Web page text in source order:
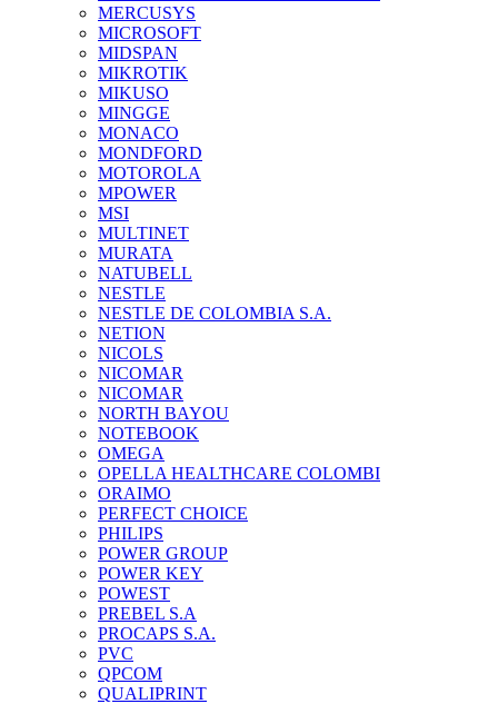
MERCUSYS
MICROSOFT
MIDSPAN
MIKROTIK
MIKUSO
MINGGE
MONACO
MONDFORD
MOTOROLA
MPOWER
MSI
MULTINET
MURATA
NATUBELL
NESTLE
NESTLE DE COLOMBIA S.A.
NETION
NICOLS
NICOMAR
NICOMAR
NORTH BAYOU
NOTEBOOK
OMEGA
OPELLA HEALTHCARE COLOMBI
ORAIMO
PERFECT CHOICE
PHILIPS
POWER GROUP
POWER KEY
POWEST
PREBEL S.A
PROCAPS S.A.
PVC
QPCOM
QUALIPRINT